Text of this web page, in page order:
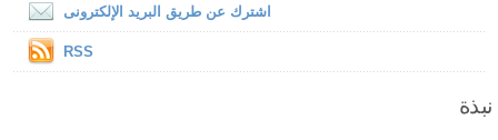
اشترك عن طريق البريد الإلكترونى
RSS
نبذة